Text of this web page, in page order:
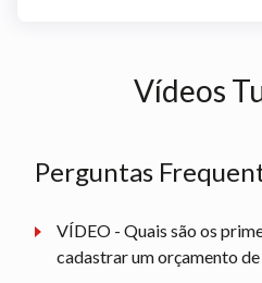
Vídeos
Perguntas
VÍDEO - Quais são os
cadastrar um orçamento